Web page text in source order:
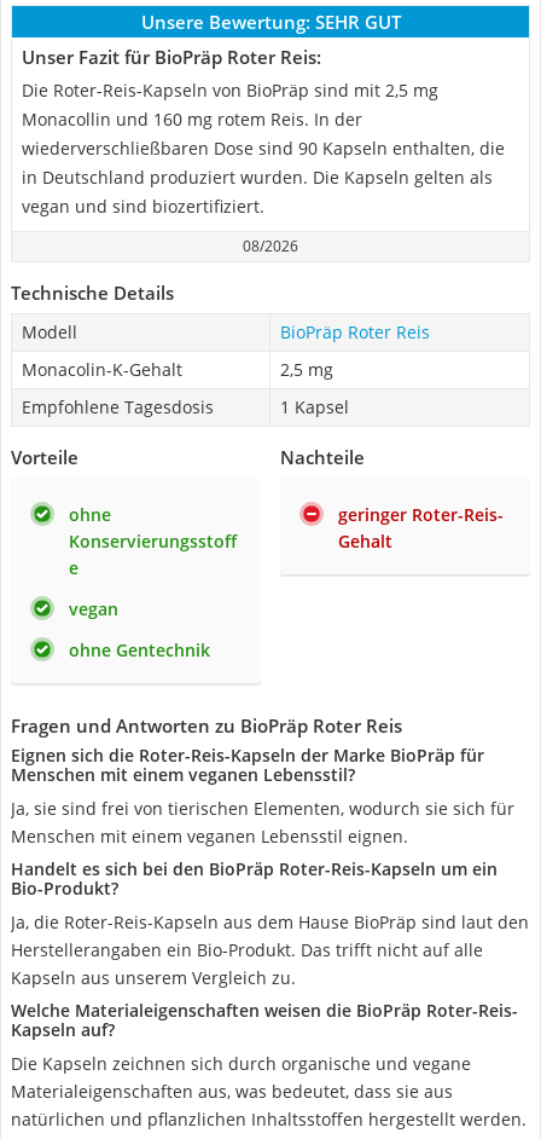
Unsere Bewertung: SEHR GUT
Unser Fazit für BioPräp Roter Reis:
Die Roter-Reis-Kapseln von BioPräp sind mit 2,5 mg
Monacollin und 160 mg rotem Reis. In der
wiederverschließbaren Dose sind 90 Kapseln enthalten, die
in Deutschland produziert wurden. Die Kapseln gelten als
vegan und sind biozertifiziert.
08/2026
Technische Details
Modell
BioPräp Roter Reis
Monacolin-K-Gehalt
2,5 mg
Empfohlene Tagesdosis
1 Kapsel
Vorteile
ohne
Konservierungsstoff
e
vegan
ohne Gentechnik
Nachteile
geringer Roter-Reis-
Gehalt
Fragen und Antworten zu BioPräp Roter Reis
Eignen sich die Roter-Reis-Kapseln der Marke BioPräp für
Menschen mit einem veganen Lebensstil?
Ja, sie sind frei von tierischen Elementen, wodurch sie sich für
Menschen mit einem veganen Lebensstil eignen.
Handelt es sich bei den BioPräp Roter-Reis-Kapseln um ein
Bio-Produkt?
Ja, die Roter-Reis-Kapseln aus dem Hause BioPräp sind laut den
Herstellerangaben ein Bio-Produkt. Das trifft nicht auf alle
Kapseln aus unserem Vergleich zu.
Welche Materialeigenschaften weisen die BioPräp Roter-Reis-
Kapseln auf?
Die Kapseln zeichnen sich durch organische und vegane
Materialeigenschaften aus, was bedeutet, dass sie aus
natürlichen und pflanzlichen Inhaltsstoffen hergestellt werden.